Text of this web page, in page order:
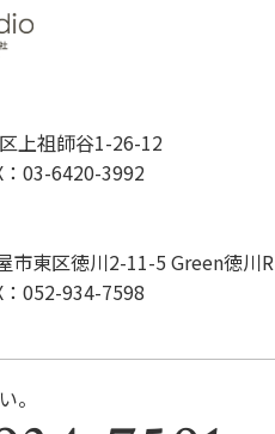
上祖師谷1-26-12
03-6420-3992
東区徳川2-11-5 Green徳川R
052-934-7598
。